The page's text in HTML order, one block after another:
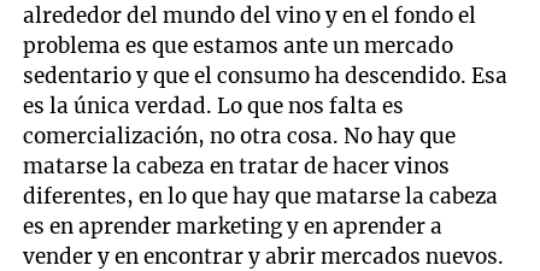
alrededor del mundo del vino y en el fondo el
problema es que estamos ante un mercado
sedentario y que el consumo ha descendido. Esa
es la única verdad. Lo que nos falta es
comercialización, no otra cosa. No hay que
matarse la cabeza en tratar de hacer vinos
diferentes, en lo que hay que matarse la cabeza
es en aprender marketing y en aprender a
vender y en encontrar y abrir mercados nuevos.